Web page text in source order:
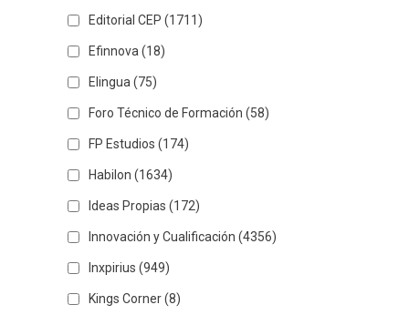
Editorial CEP (1711)
Efinnova (18)
Elingua (75)
Foro Técnico de Formación (58)
FP Estudios (174)
Habilon (1634)
Ideas Propias (172)
Innovación y Cualificación (4356)
Inxpirius (949)
Kings Corner(8)